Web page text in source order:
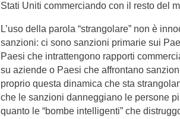
Stati Uniti commerciando con il resto del
L’uso della parola “strangolare” non è
sanzioni: ci sono sanzioni primarie sui
Paesi che intrattengono rapporti
su aziende o Paesi che affrontano
proprio questa dinamica che sta
che le sanzioni danneggiano le persone
quanto le “bombe intelligenti” che